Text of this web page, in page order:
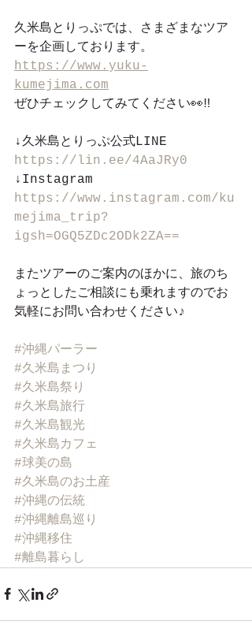
久米島とりっぷでは、さまざまなツア
ーを企画しております。
https://www.yuku-
kumejima.com
ぜひチェックしてみてください👀‼︎
↓久米島とりっぷ公式LINE
https://lin.ee/4AaJRy0
↓Instagram
https://www.instagram.com/ku
mejima_trip?
igsh=OGQ5ZDc2ODk2ZA==
またツアーのご案内のほかに、旅のち
ょっとしたご相談にも乗れますのでお
気軽にお問い合わせください♪
#沖縄パーラー
#久米島まつり
#久米島祭り
#久米島旅行
#久米島観光
#久米島カフェ
#球美の島
#久米島のお土産
#沖縄の伝統
#沖縄離島巡り
#沖縄移住
#離島暮らし